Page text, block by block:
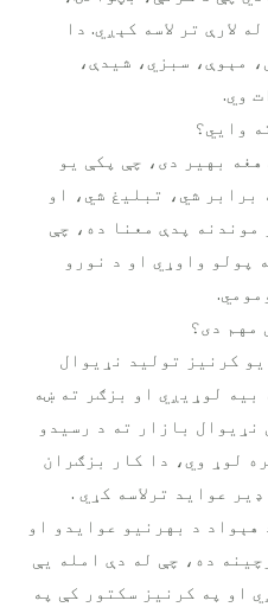
لارې تر لاسه کېږي. دا
مېوې، سبزي، شیدې،
وي.
وایي؟
بهیر دی، چې پکې یو
برابر شي، تبلیغ شي، او
موندنه پدې معنا ده، چې
پولو واوړي او د نورو
مهم دی؟
کرنیز تولید نړیوال
لوړیږي او بزګر ته ښه
بازار ته د رسیدو
لوړ وي، دا کار بزګران
عواید ترلاسه کړي .
هېواد د بهرنیو عوایدو او
ده، چې له دې امله یې
او په کرنیز سکتور کې په